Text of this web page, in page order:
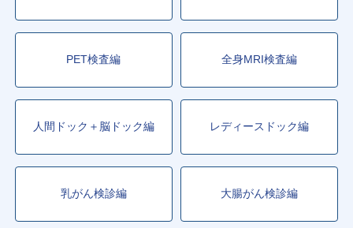
PET検査編 全身MRI検査編
人間ドック＋脳ドック編 レディースドック編
乳がん検診編 大腸がん検診編